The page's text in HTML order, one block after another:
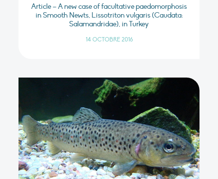
Article – A new case of facultative paedomorphosis
in Smooth Newts, Lissotriton vulgaris (Caudata:
Salamandridae), in Turkey
14 OCTOBRE 2016